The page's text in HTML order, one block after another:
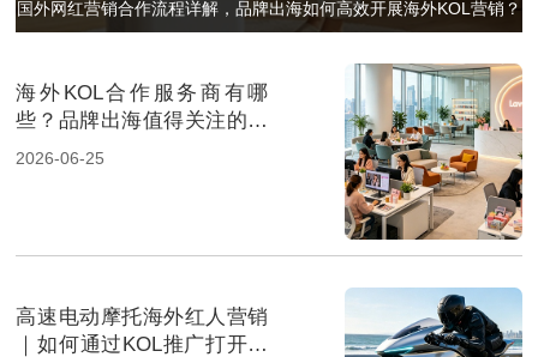
国外网红营销合作流程详解，品牌出海如何高效开展海外KOL营销？
海外KOL合作服务商有哪
些？品牌出海值得关注的营
销机构推荐
2026-06-25
高速电动摩托海外红人营销
｜如何通过KOL推广打开全